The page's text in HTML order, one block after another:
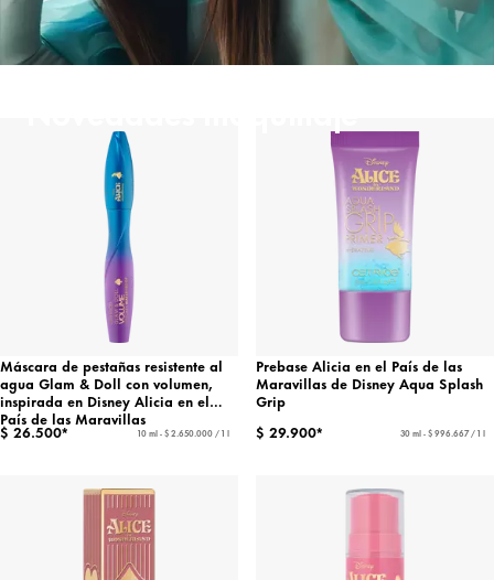
Máscara de pestañas resistente al
agua Glam & Doll con volumen,
inspirada en Disney Alicia en el
País de las Maravillas
$ 26.500* 10 ml - $ 2.650.000 / 1 l
Prebase Alicia en el País de las
Maravillas de Disney Aqua Splash
Grip
$ 29.900*
30 ml - $ 996.667 / 1 l